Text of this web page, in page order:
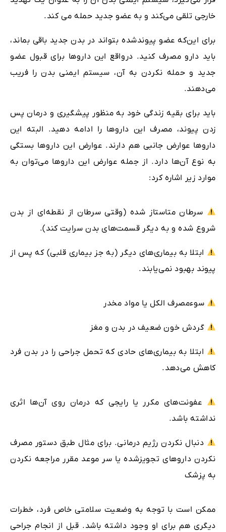
خارجی تلقی می‌کند و به عضو جدید حمله می کند.
برای این‌که عضو پیوندشده بتواند در بدن جدید باقی بماند،
باید دارو مصرف کنید. درواقع این داروها برای قبول عضو
جدید و حمله نکردن به آن، سیستم ایمنی بدن را فریب
می‌دهند.
باید برای بقیه زندگی خود به منظور پیشگیری و درمان پس
زدن پیوند، مصرف این داروها را ادامه دهید. البته این
داروها عوارض جانبی هم دارند. عوارض این داروها بستگی
به نوع آن‌ها دارد. از جمله عوارض این داروها می‌توان به
موارد زیر اشاره کرد:
سرطان متاستاز شده (وقتی سرطان از نقطه‌ای از بدن
شروع شده و به دیگر قسمت‌های بدن سرایت کند).
ابتلا به بیماری‌های دیگر (به جز بیماری قلبی) که پس از
پیوند بهبود نمی‌یابند.
سوءمصرف الکل یا مواد مخدر
گردش خون ضعیف در بدن و مغز
ابتلا به بیماری‌های حادی که تحمل جراحی را در بدن فرد
کاهش می‌دهد.
عفونت‌های مکرر یا رایجی که درمان روی آن‌ها اثری
نداشته باشد.
دنبال نکردن رژیم درمانی. برای مثال طبق دستور مصرف
نکردن داروهای تجویزشده یا سر موعد مقرر مراجعه نکردن
به پزشک
ممکن است با توجه به وضعیت سلامتی خاص فرد، خطرات
دیگری هم برای او وجود داشته باشد. قبل از انجام جراحی